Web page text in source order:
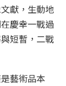
獻，生動地
慶幸一戰過
短暫，二戰
藝術品本